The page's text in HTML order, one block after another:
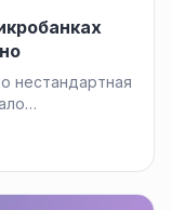
нестандартная